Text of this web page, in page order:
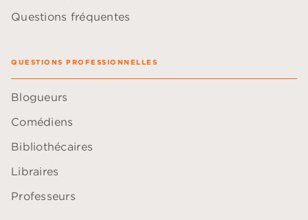
Questions fréquentes
QUESTIONS PROFESSIONNELLES
Blogueurs
Comédiens
Bibliothécaires
Libraires
Professeurs